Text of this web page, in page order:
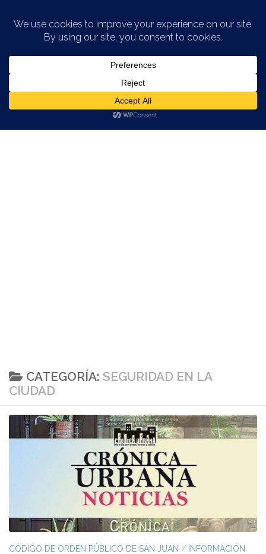
CATEGORÍA: SEGURIDAD EN LA
CIUDAD
CÓDIGO DE ORDEN PÚBLICO DE SAN JUAN / INFORMACIÓN